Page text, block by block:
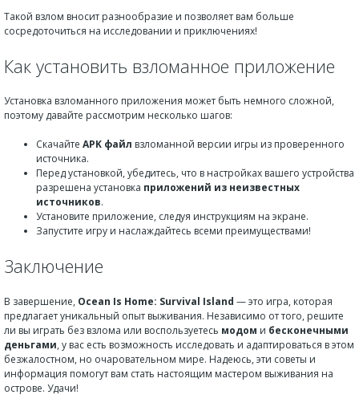
Такой взлом вносит разнообразие и позволяет вам больше
сосредоточиться на исследовании и приключениях!
Как установить взломанное приложение
Установка взломанного приложения может быть немного сложной,
поэтому давайте рассмотрим несколько шагов:
Скачайте APK файл взломанной версии игры из проверенного
источника.
Перед установкой, убедитесь, что в настройках вашего устройства
разрешена установка приложений из неизвестных
источников.
Установите приложение, следуя инструкциям на экране.
Запустите игру и наслаждайтесь всеми преимуществами!
Заключение
В завершение, Ocean Is Home: Survival Island — это игра, которая
предлагает уникальный опыт выживания. Независимо от того, решите
ли вы играть без взлома или воспользуетесь модом и бесконечными
деньгами, у вас есть возможность исследовать и адаптироваться в этом
безжалостном, но очаровательном мире. Надеюсь, эти советы и
информация помогут вам стать настоящим мастером выживания на
острове. Удачи!